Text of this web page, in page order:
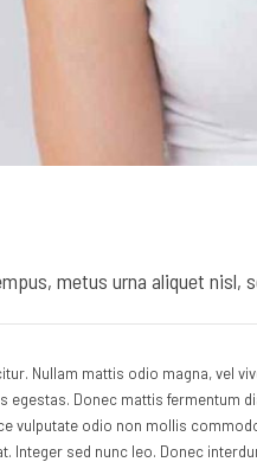
metus urna aliquet nisl,
Nullam mattis odio magna, vel
egestas. Donec mattis fermentum
vulputate odio non mollis
Integer sed nunc leo. Donec